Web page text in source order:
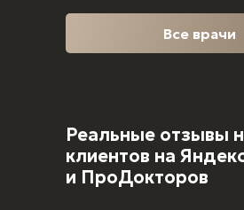
Все врачи
Реальные отзывы
клиентов на
и ПроДокторов